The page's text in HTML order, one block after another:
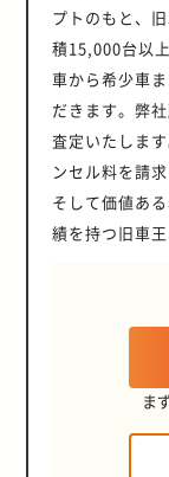
プトのもと、
積15,000台以
車から希少車
だきます。弊
査定いたしま
ンセル料を請
そして価値あ
績を持つ旧車
ま